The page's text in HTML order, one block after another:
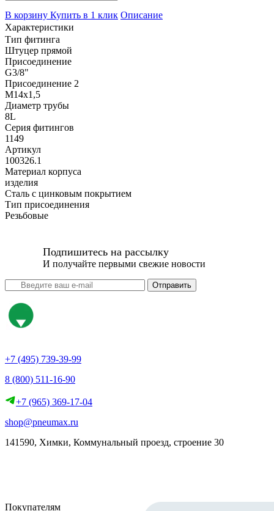
В корзину Купить в 1 клик Описание
Характеристики
Тип фитинга
Штуцер прямой
Присоединение
G3/8"
Присоединение 2
M14x1,5
Диаметр трубы
8L
Серия фитингов
1149
Артикул
100326.1
Материал корпуса
изделия
Сталь с цинковым покрытием
Тип присоединения
Резьбовые
Подпишитесь на рассылку
И получайте первыми свежие новости
Отправить
+7 (495) 739-39-99
8 (800) 511-16-90
+7 (965) 369-17-04
shop@pneumax.ru
141590, Химки, Коммунальный проезд, строение 30
Покупателям